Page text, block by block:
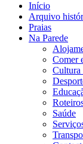
Início
Arquivo
Praias
Na Parede
Comer
Cultura
Saúde